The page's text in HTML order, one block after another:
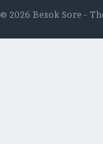
© 2026 Besok Sore -